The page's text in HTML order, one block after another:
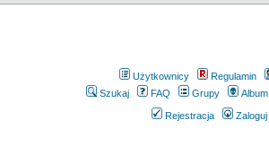
Użytkownicy Regulamin
Szukaj
FAQ Grupy Album
Rejestracja Zaloguj